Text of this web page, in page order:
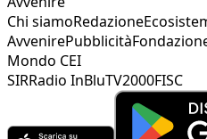
Chi siamoRedazione
AvvenirePubblicità
Mondo CEI
SIRRadio InBluTV2000FISC